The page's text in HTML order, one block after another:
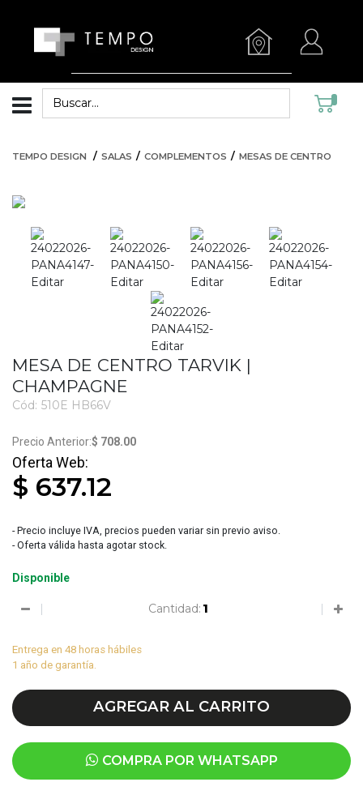
TEMPO DESIGN SALAS COMPLEMENTOS MESAS DE CENTRO
MESA DE CENTRO TARVIK |
CHAMPAGNE
Cód: 510E HB66V
$ 708.00
$ 637.12
- Precio incluye IVA, precios pueden variar sin previo aviso.
- Oferta válida hasta agotar stock.
Disponible
Cantidad:
Entrega en 48 horas hábiles
1 año de garantía.
AGREGAR AL CARRITO
COMPRA POR WHATSAPP